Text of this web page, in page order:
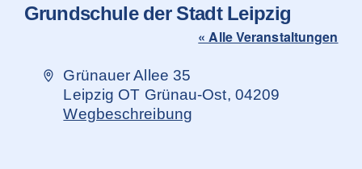
Grundschule der Stadt Leipzig
« Alle Veranstaltungen
Adresse
Grünauer Allee 35
Leipzig OT Grünau-Ost, 04209
Wegbeschreibung